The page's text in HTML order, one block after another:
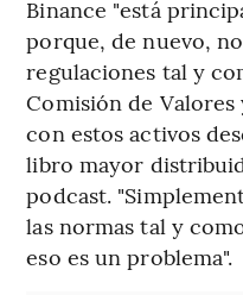
Binance "está
porque, de nuevo,
regulaciones tal y
Comisión de
con estos activos
libro mayor
podcast.
las normas tal y
eso es un problema".